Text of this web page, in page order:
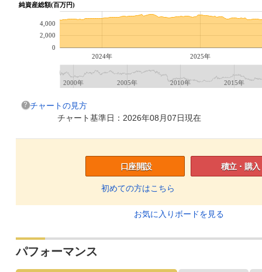
純資産総額(百万円)
2024年 2025年
0
2,000
4,000
2000年 2005年 2010年 2015年
チャートの見方
チャート基準日：2026年08月07日現在
口座開設
初めての方はこちら
積立・購入
お気に入りボードを見る
パフォーマンス